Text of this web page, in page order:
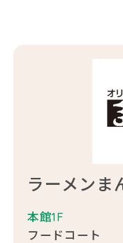
ラーメンま
本館1F
フードコート